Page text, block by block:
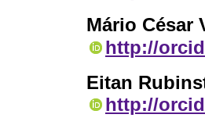
Mário César
http://
Eitan
http://